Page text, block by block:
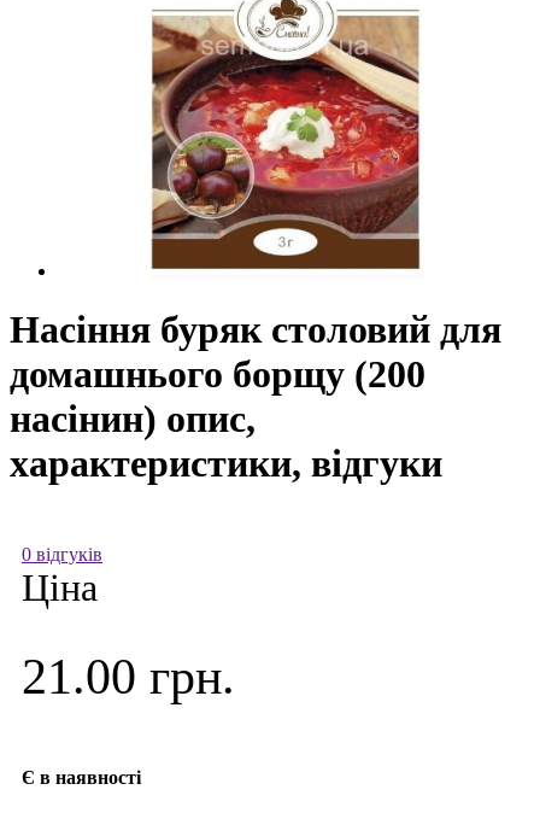
Насіння буряк столовий для
домашнього борщу (200
насінин) опис,
характеристики, відгуки
0 відгуків
Ціна
21.00 грн.
Є в наявності